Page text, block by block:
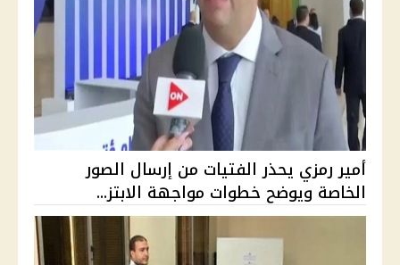
أمير رمزي يحذر الفتيات من إرسال الصور
الخاصة ويوضح خطوات مواجهة الابتز...